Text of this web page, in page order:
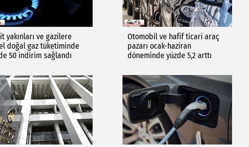
yakınları ve gazilere
doğal gaz tüketiminde
50 indirim sağlandı
Otomobil ve hafif ticari araç
pazarı ocak-haziran
döneminde yüzde 5,2 arttı